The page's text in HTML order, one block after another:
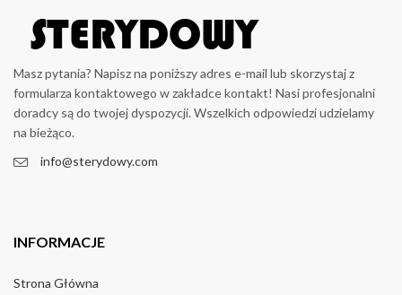
Masz pytania? Napisz na poniższy adres e-mail lub skorzystaj z
formularza kontaktowego w zakładce kontakt! Nasi profesjonalni
doradcy są do twojej dyspozycji. Wszelkich odpowiedzi udzielamy
na bieżąco.
info@sterydowy.com
INFORMACJE
Strona Główna